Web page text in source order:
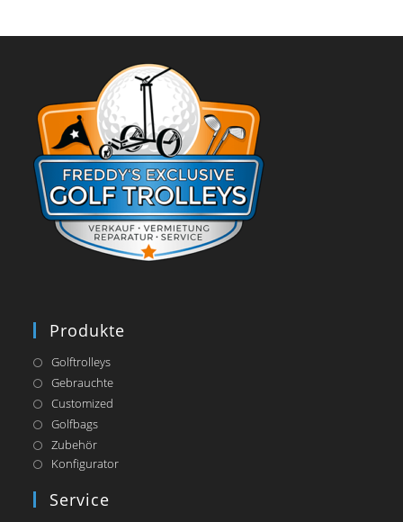
Produkte
Golftrolleys
Gebrauchte
Customized
Golfbags
Zubehör
KonfiguratorOpens
Service